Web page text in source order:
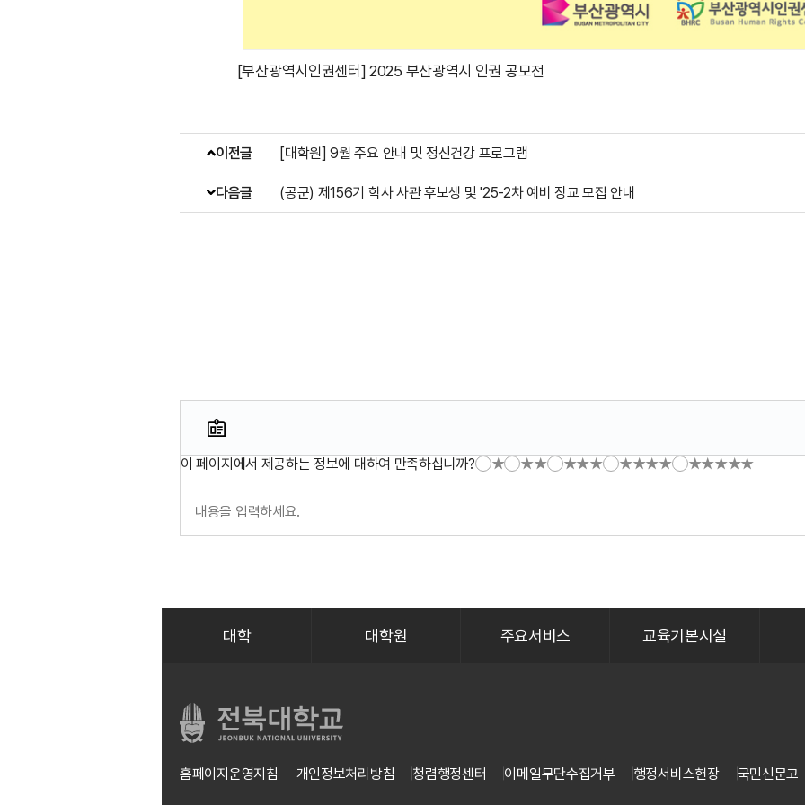
[부산광역시인권센터] 2025 부산광역시 인권 공모전
이전글 [대학원] 9월 주요 안내 및 정신건강 프로그램
다음글 (공군) 제156기 학사 사관 후보생 및 '25-2차 예비 장교 모집 안내
이 페이지에서 제공하는 정보에 대하여 만족하십니까? ★ ★★ ★★★ ★★★★ ★★★★★
대학 대학원 주요서비스 교육기본시설
홈페이지운영지침 개인정보처리방침 청렴행정센터 이메일무단수집거부 행정서비스헌장 국민신문고